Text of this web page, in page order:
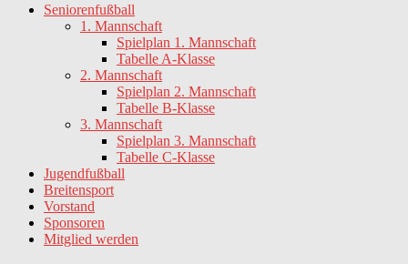
Seniorenfußball
1. Mannschaft
Spielplan 1. Mannschaft
Tabelle A-Klasse
2. Mannschaft
Spielplan 2. Mannschaft
Tabelle B-Klasse
3. Mannschaft
Spielplan 3. Mannschaft
Tabelle C-Klasse
Jugendfußball
Breitensport
Vorstand
Sponsoren
Mitglied werden